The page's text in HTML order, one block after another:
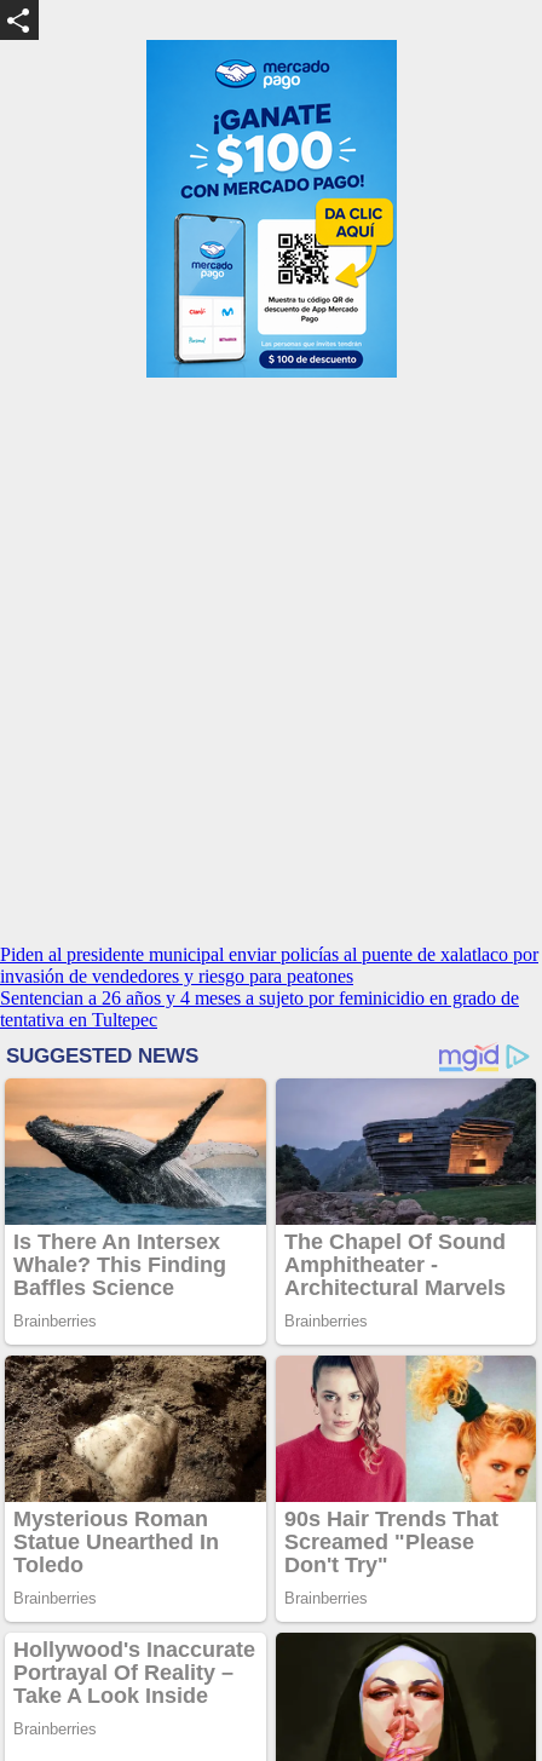
Blogger
Navegación
de
entradas
Piden al presidente municipal enviar policías al puente de xalatlaco por
invasión de vendedores y riesgo para peatones
Sentencian a 26 años y 4 meses a sujeto por feminicidio en grado de
tentativa en Tultepec